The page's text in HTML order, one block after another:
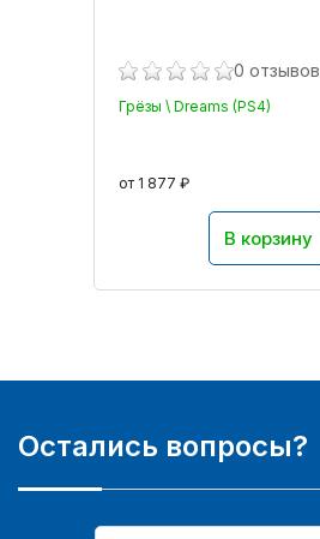
0 отзывов
Грёзы \ Dreams (PS4)
от 1 877 ₽
В корзину
Остались вопросы?